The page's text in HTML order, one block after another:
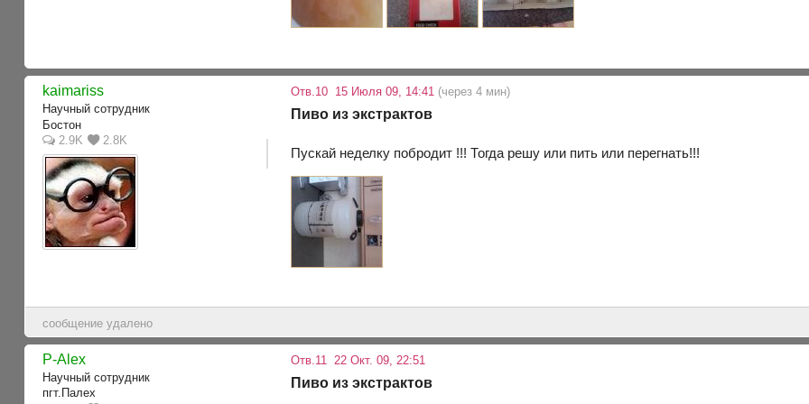
kaimariss
Научный сотрудник
Бостон
2.9K
2.8K
Отв.10 15 Июля 09, 14:41 (через 4 мин)
Пиво из экстрактов
Пускай неделку побродит !!! Тогда решу или пить или перегнать!!!
сообщение удалено
P-Alex
Научный сотрудник
пгт.Палех
Отв.11 22 Окт. 09, 22:51
Пиво из экстрактов